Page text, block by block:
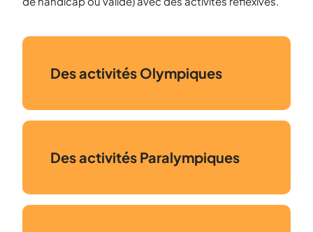
Des activités Olympiques
Des activités Paralympiques